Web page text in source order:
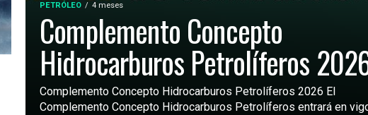
PETRÓLEO 4 meses
Complemento Concepto
Hidrocarburos Petrolíferos
Complemento Concepto Hidrocarburos Petrolíferos 2026 El
Complemento Concepto Hidrocarburos Petrolíferos entrará en